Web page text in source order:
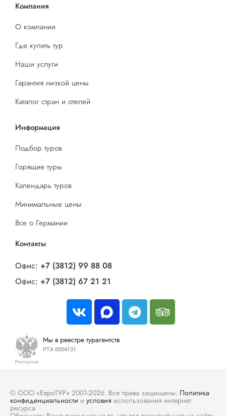
Компания
О компании
Где купить тур
Наши услуги
Гарантия низкой цены
Каталог стран и отелей
Информация
Подбор туров
Горящие туры
Календарь туров
Минимальные цены
Все о Германии
Контакты
Офис: +7 (3812) 99 88 08
Офис: +7 (3812) 67 21 21
Мы в реестре турагентств
РТА 0004131
© ООО «ЕвроТУР» 2001-2026. Все права защищены. Политика
конфиденциальности и условия использования интернет
ресурса